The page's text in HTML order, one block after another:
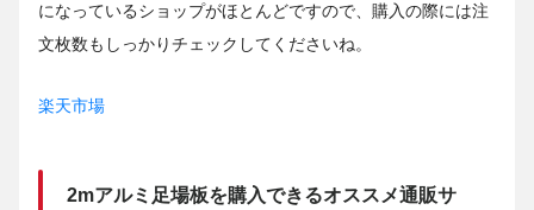
になっているショップがほとんどですので、購入の際には注
文枚数もしっかりチェックしてくださいね。
楽天市場
2mアルミ足場板を購入できるオススメ通販サ